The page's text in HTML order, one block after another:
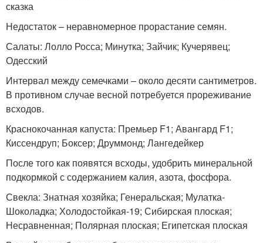
сказка
Недостаток – неравномерное прорастание семян.
Салаты: Лолло Росса; Минутка; Зайчик; Кучерявец;
Одесский
Интервал между семечками – около десяти сантиметров.
В противном случае весной потребуется прореживание
всходов.
Краснокочанная капуста: Премьер F1; Авангард F1;
Киссендруп; Боксер; Друммонд; Лангедейкер
После того как появятся всходы, удобрить минеральной
подкормкой с содержанием калия, азота, фосфора.
Свекла: Знатная хозяйка; Генеральская; Мулатка-
Шоколадка; Холодостойкая-19; Сибирская плоская;
Несравненная; Полярная плоская; Египетская плоская